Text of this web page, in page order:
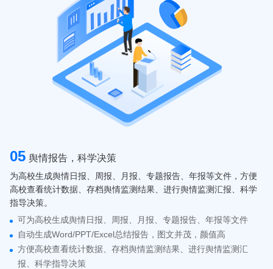
05 舆情报告，科学决策
为高校生成舆情日报、周报、月报、专题报告、年报等文件，方便
高校查看统计数据、存档舆情监测结果、进行舆情监测汇报、科学
指导决策。
可为高校生成舆情日报、周报、月报、专题报告、年报等文件
自动生成Word/PPT/Excel总结报告，图文并茂，颜值高
方便高校查看统计数据、存档舆情监测结果、进行舆情监测汇
报、科学指导决策